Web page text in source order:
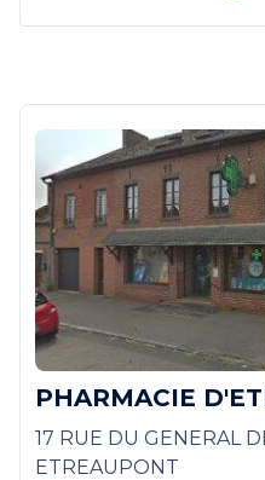
PHARMACIE
17 RUE DU GENERAL
ETREAUPONT